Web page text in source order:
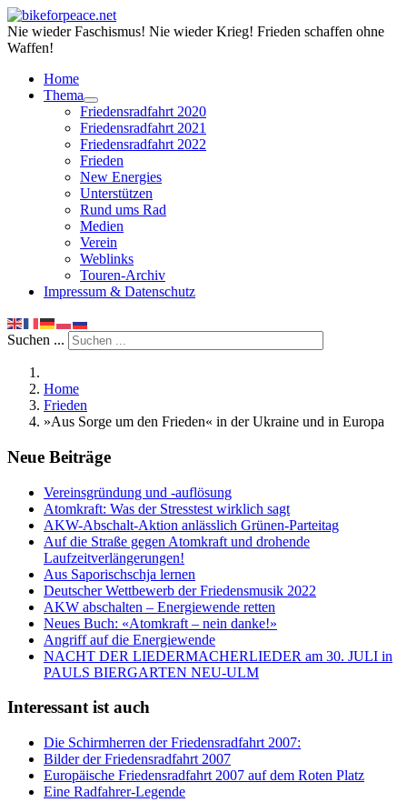
Nie wieder Faschismus! Nie wieder Krieg! Frieden schaffen ohne
Waffen!
Home
Thema
Friedensradfahrt 2020
Friedensradfahrt 2021
Friedensradfahrt 2022
Frieden
New Energies
Unterstützen
Rund ums Rad
Medien
Verein
Weblinks
Touren-Archiv
Impressum & Datenschutz
Suchen ...
Home
Frieden
»Aus Sorge um den Frieden« in der Ukraine und in Europa
Neue Beiträge
Vereinsgründung und -auflösung
Atomkraft: Was der Stresstest wirklich sagt
AKW-Abschalt-Aktion anlässlich Grünen-Parteitag
Auf die Straße gegen Atomkraft und drohende
Laufzeitverlängerungen!
Aus Saporischschja lernen
Deutscher Wettbewerb der Friedensmusik 2022
AKW abschalten – Energiewende retten
Neues Buch: «Atomkraft – nein danke!»
Angriff auf die Energiewende
NACHT DER LIEDERMACHERLIEDER am 30. JULI in
PAULS BIERGARTEN NEU-ULM
Interessant ist auch
Die Schirmherren der Friedensradfahrt 2007:
Bilder der Friedensradfahrt 2007
Europäische Friedensradfahrt 2007 auf dem Roten Platz
Eine Radfahrer-Legende